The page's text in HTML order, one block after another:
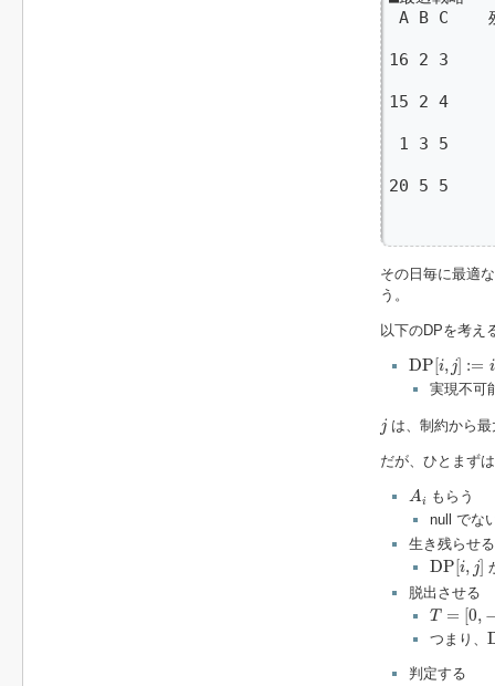
A B C
16 2 3
15 2 4
1 3 5
20 5 5
その日毎に最適
う。
以下のDPを考え
DP[i, j] := i
DP[i,j :=
実現不可
jは、制約から
だが、ひとまず
Ai
Ai
もらう
null でな
生き残らせる
DP i, j]
DP[i,
脱出させる
T = [0,
T= ,−
つまり、
判定する